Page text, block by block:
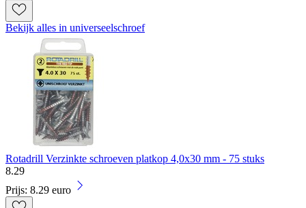
Bekijk alles in universeelschroef
Rotadrill Verzinkte schroeven platkop 4,0x30 mm - 75 stuks
8.29
Prijs: 8.29 euro